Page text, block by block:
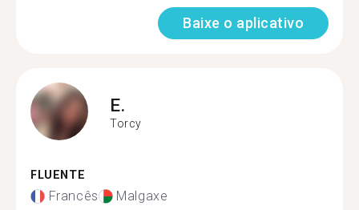
Baixe o aplicativo
E.
Torcy
FLUENTE
Francês Malgaxe